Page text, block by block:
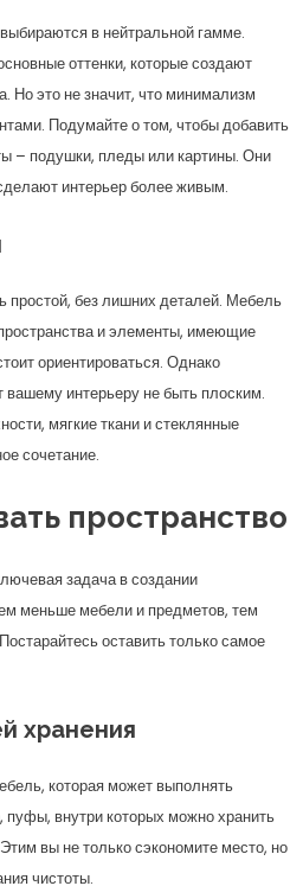
в нейтральной гамме.
оттенки, которые создают
Но это не значит, что минимализм
Подумайте о том, чтобы добавить
– подушки, пледы или картины. Они
интерьер более живым.
без лишних деталей. Мебель
и элементы, имеющие
ориентироваться. Однако
вашему интерьеру не быть плоским.
мягкие ткани и стеклянные
сочетание.
пространство
задача в создании
меньше мебели и предметов, тем
оставить только самое
хранения
которая может выполнять
внутри которых можно хранить
вы не только сэкономите место, но
чистоты.